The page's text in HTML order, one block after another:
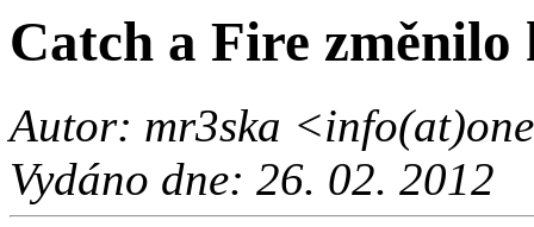
Catch a Fire
Autor: mr3ska
Vydáno dne: 26. 02. 2012